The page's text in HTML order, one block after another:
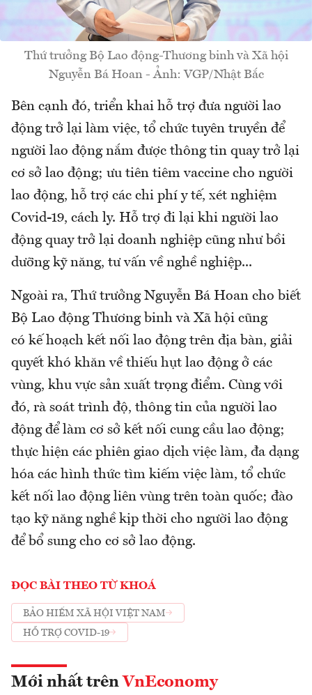
Thứ trưởng Bộ Lao động-Thương binh và Xã hội
Nguyễn Bá Hoan - Ảnh: VGP/Nhật Bắc
Bên cạnh đó, triển khai hỗ trợ đưa người lao
động trở lại làm việc, tổ chức tuyên truyền để
người lao động nắm được thông tin quay trở lại
cơ sở lao động; ưu tiên tiêm vaccine cho người
lao động, hỗ trợ các chi phí y tế, xét nghiệm
Covid-19, cách ly. Hỗ trợ đi lại khi người lao
động quay trở lại doanh nghiệp cũng như bồi
dưỡng kỹ năng, tư vấn về nghề nghiệp...
Ngoài ra, Thứ trưởng Nguyễn Bá Hoan cho biết
Bộ Lao động Thương binh và Xã hội cũng
có kế hoạch kết nối lao động trên địa bàn, giải
quyết khó khăn về thiếu hụt lao động ở các
vùng, khu vực sản xuất trọng điểm. Cùng với
đó, rà soát trình độ, thông tin của người lao
động để làm cơ sở kết nối cung cầu lao động;
thực hiện các phiên giao dịch việc làm, đa dạng
hóa các hình thức tìm kiếm việc làm, tổ chức
kết nối lao động liên vùng trên toàn quốc; đào
tạo kỹ năng nghề kịp thời cho người lao động
để bổ sung cho cơ sở lao động.
ĐỌC BÀI THEO TỪ KHOÁ
BẢO HIỂM XÃ HỘI VIỆT NAM
HỖ TRỢ COVID-19
Mới nhất trên VnEconomy